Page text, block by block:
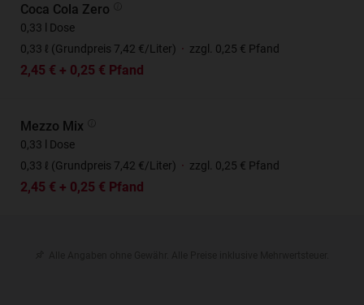
Coca Cola Zero
0,33 l Dose
0,33 ℓ (Grundpreis 7,42 €/Liter) · zzgl. 0,25 € Pfand
2,45 € + 0,25 € Pfand
Mezzo Mix
0,33 l Dose
0,33 ℓ (Grundpreis 7,42 €/Liter) · zzgl. 0,25 € Pfand
2,45 € + 0,25 € Pfand